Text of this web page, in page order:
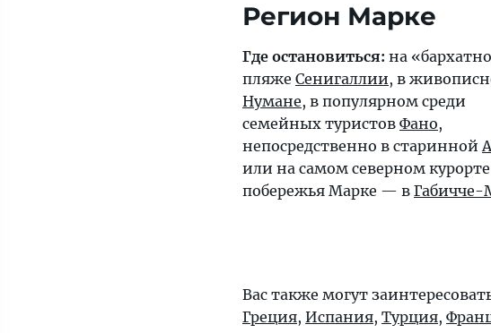
Регион Марке
Где остановиться: на
пляже Сенигаллии, в
Нумане, в популярном среди
семейных туристов Фано,
непосредственно в старинной
или на самом северном курорте
побережья Марке — в Габичче-
Вас также могут
Греция, Испания, Турция,